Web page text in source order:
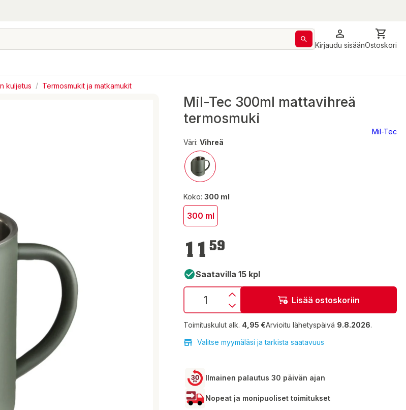
Kirjaudu sisäänOstoskori
kuljetus / Termosmukit ja matkamukit
Mil-Tec 300ml mattavihreä
termosmuki
Mil-Tec
Väri: Vihreä
Koko: 300 ml
300 ml
11,59 €
11 59
Saatavilla 15 kpl
Lisää ostoskoriin
Toimituskulut alk. 4,95 €Arvioitu lähetyspäivä 9.8.2026.
Valitse myymäläsi ja tarkista saatavuus
Ilmainen palautus 30 päivän ajan
Nopeat ja monipuoliset toimitukset